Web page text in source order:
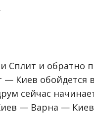
Сплит и обратно
Киев обойдется
сейчас
— Варна —